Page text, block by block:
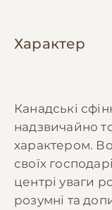
Характер
Канадські
надзвичайно
характером.
своїх
центрі уваги
розумні та